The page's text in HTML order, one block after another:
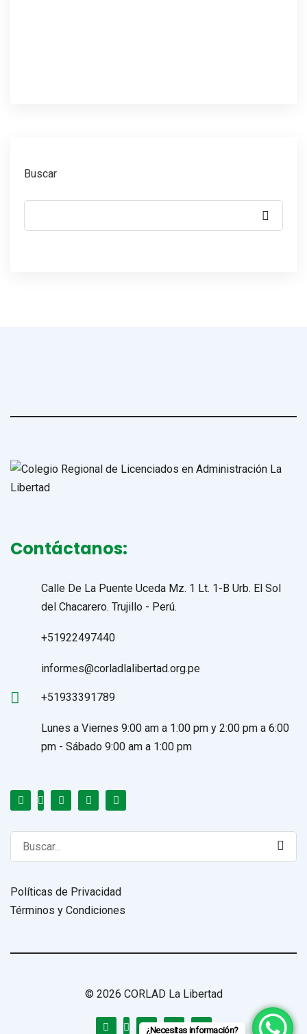
Buscar
Contáctanos:
Calle De La Puente Uceda Mz. 1 Lt. 1-B Urb. El Sol
del Chacarero. Trujillo - Perú.
+51922497440
informes@corladlalibertad.org.pe
+51933391789
Lunes a Viernes 9:00 am a 1:00 pm y 2:00 pm a 6:00
pm - Sábado 9:00 am a 1:00 pm
Search
for:
Políticas de Privacidad
Términos y Condiciones
© 2026 CORLAD La Libertad
¿Necesitas información?